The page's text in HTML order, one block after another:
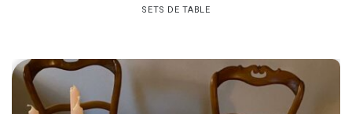
SETS DE TABLE